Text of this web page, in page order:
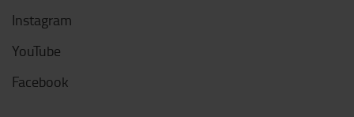
Instagram
YouTube
Facebook